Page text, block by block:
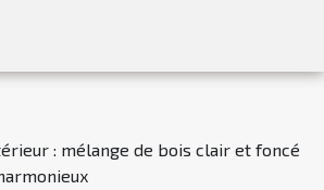
: mélange de bois clair et foncé